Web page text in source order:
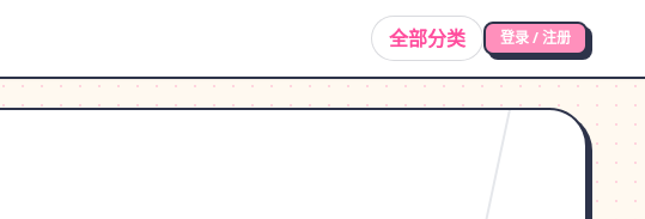
全部分类 登录 / 注册